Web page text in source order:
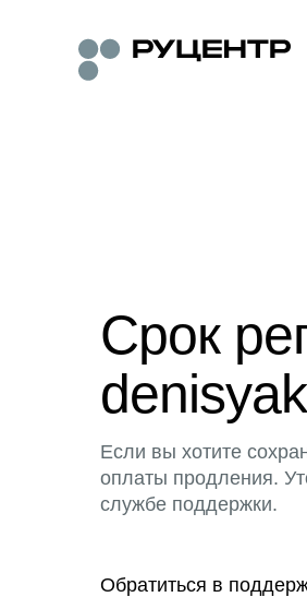
Срок
Если вы хотите
оплаты продления.
службе поддержки.
Обратиться в